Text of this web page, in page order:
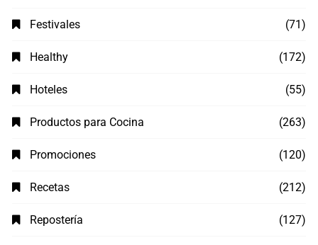
Festivales (71)
Healthy (172)
Hoteles (55)
Productos para Cocina (263)
Promociones (120)
Recetas (212)
Repostería (127)